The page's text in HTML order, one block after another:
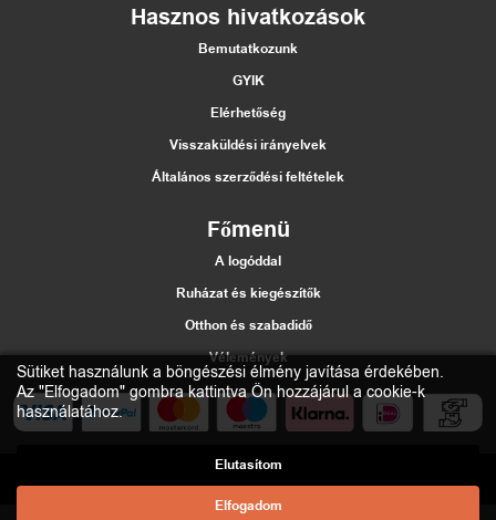
Hasznos hivatkozások
Bemutatkozunk
GYIK
Elérhetőség
Visszaküldési irányelvek
Általános szerződési feltételek
Főmenü
A logóddal
Ruházat és kiegészítők
Otthon és szabadidő
Vélemények
2021 Štumfi.si. Vse pravice pridržane| All rights reserved |
d.o.o.
Sütiket használunk a böngészési élmény javítása érdekében.
Az "Elfogadom" gombra kattintva Ön hozzájárul a cookie-k
használatához.
Elutasítom
Elfogadom